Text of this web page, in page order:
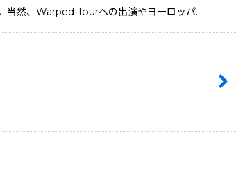
当然、Warped Tourへの出演やヨーロッパ…